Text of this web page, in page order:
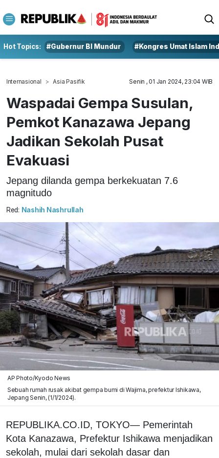
Hot Topics: #Gubernur BI Mundur #Kongres Umat Islam
Internasional Asia Pasifik Senin , 01 Jan 2024, 23:04 WIB
Waspadai Gempa Susulan,
Pemkot Kanazawa Jepang
Jadikan Sekolah Pusat
Evakuasi
Jepang dilanda gempa berkekuatan 7.6
magnitudo
Red: Nashih Nashrullah
AP Photo/Kyodo News
Sebuah rumah rusak akibat gempa bumi di Wajima, prefektur Ishikawa,
Jepang Senin, (1/1/2024).
REPUBLIKA.CO.ID, TOKYO— Pemerintah
Kota Kanazawa, Prefektur Ishikawa menjadikan
sekolah, mulai dari sekolah dasar dan